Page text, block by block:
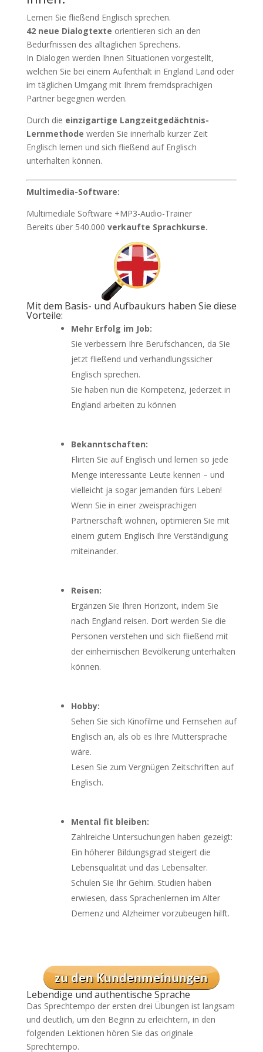
Lernen Sie fließend Englisch sprechen.
42 neue Dialogtexte orientieren sich an den
Bedürfnissen des alltäglichen Sprechens.
In Dialogen werden Ihnen Situationen vorgestellt,
welchen Sie bei einem Aufenthalt in England Land oder
im täglichen Umgang mit Ihrem fremdsprachigen
Partner begegnen werden.
Durch die einzigartige Langzeitgedächtnis-
Lernmethode werden Sie innerhalb kurzer Zeit
Englisch lernen und sich fließend auf Englisch
unterhalten können.
Multimedia-Software:
Multimediale Software +MP3-Audio-Trainer
Bereits über 540.000 verkaufte Sprachkurse.
Mit dem Basis- und Aufbaukurs haben Sie diese
Vorteile:
Mehr Erfolg im Job:
Sie verbessern Ihre Berufschancen, da Sie
jetzt fließend und verhandlungssicher
Englisch sprechen.
Sie haben nun die Kompetenz, jederzeit in
England arbeiten zu können
Bekanntschaften:
Flirten Sie auf Englisch und lernen so jede
Menge interessante Leute kennen – und
vielleicht ja sogar jemanden fürs Leben!
Wenn Sie in einer zweisprachigen
Partnerschaft wohnen, optimieren Sie mit
einem gutem Englisch Ihre Verständigung
miteinander.
Reisen:
Ergänzen Sie Ihren Horizont, indem Sie
nach England reisen. Dort werden Sie die
Personen verstehen und sich fließend mit
der einheimischen Bevölkerung unterhalten
können.
Hobby:
Sehen Sie sich Kinofilme und Fernsehen auf
Englisch an, als ob es Ihre Muttersprache
wäre.
Lesen Sie zum Vergnügen Zeitschriften auf
Englisch.
Mental fit bleiben:
Zahlreiche Untersuchungen haben gezeigt:
Ein höherer Bildungsgrad steigert die
Lebensqualität und das Lebensalter.
Schulen Sie Ihr Gehirn. Studien haben
erwiesen, dass Sprachenlernen im Alter
Demenz und Alzheimer vorzubeugen hilft.
Lebendige und authentische Sprache
Das Sprechtempo der ersten drei Übungen ist langsam
und deutlich, um den Beginn zu erleichtern, in den
folgenden Lektionen hören Sie das originale
Sprechtempo.